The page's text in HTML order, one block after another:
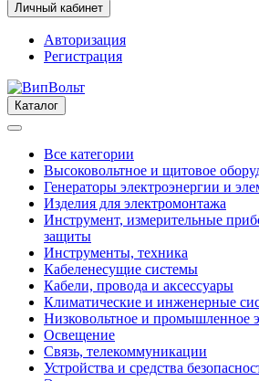
Личный кабинет
Авторизация
Регистрация
Каталог
Все категории
Высоковольтное и щитовое
Генераторы электроэнергии и
Изделия для электромонтажа
Инструмент, измерительные
защиты
Инструменты, техника
Кабеленесущие системы
Кабели, провода и аксессуары
Климатические и инженерные
Низковольтное и промышленное
Освещение
Связь, телекоммуникации
Устройства и средства